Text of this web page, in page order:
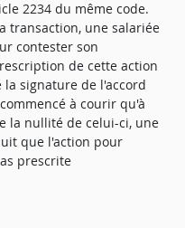
2234 du même code.
transaction, une salariée
contester son
de cette action
signature de l'accord
à courir qu'à
la nullité de celui-ci, une
que l'action pour
prescrite